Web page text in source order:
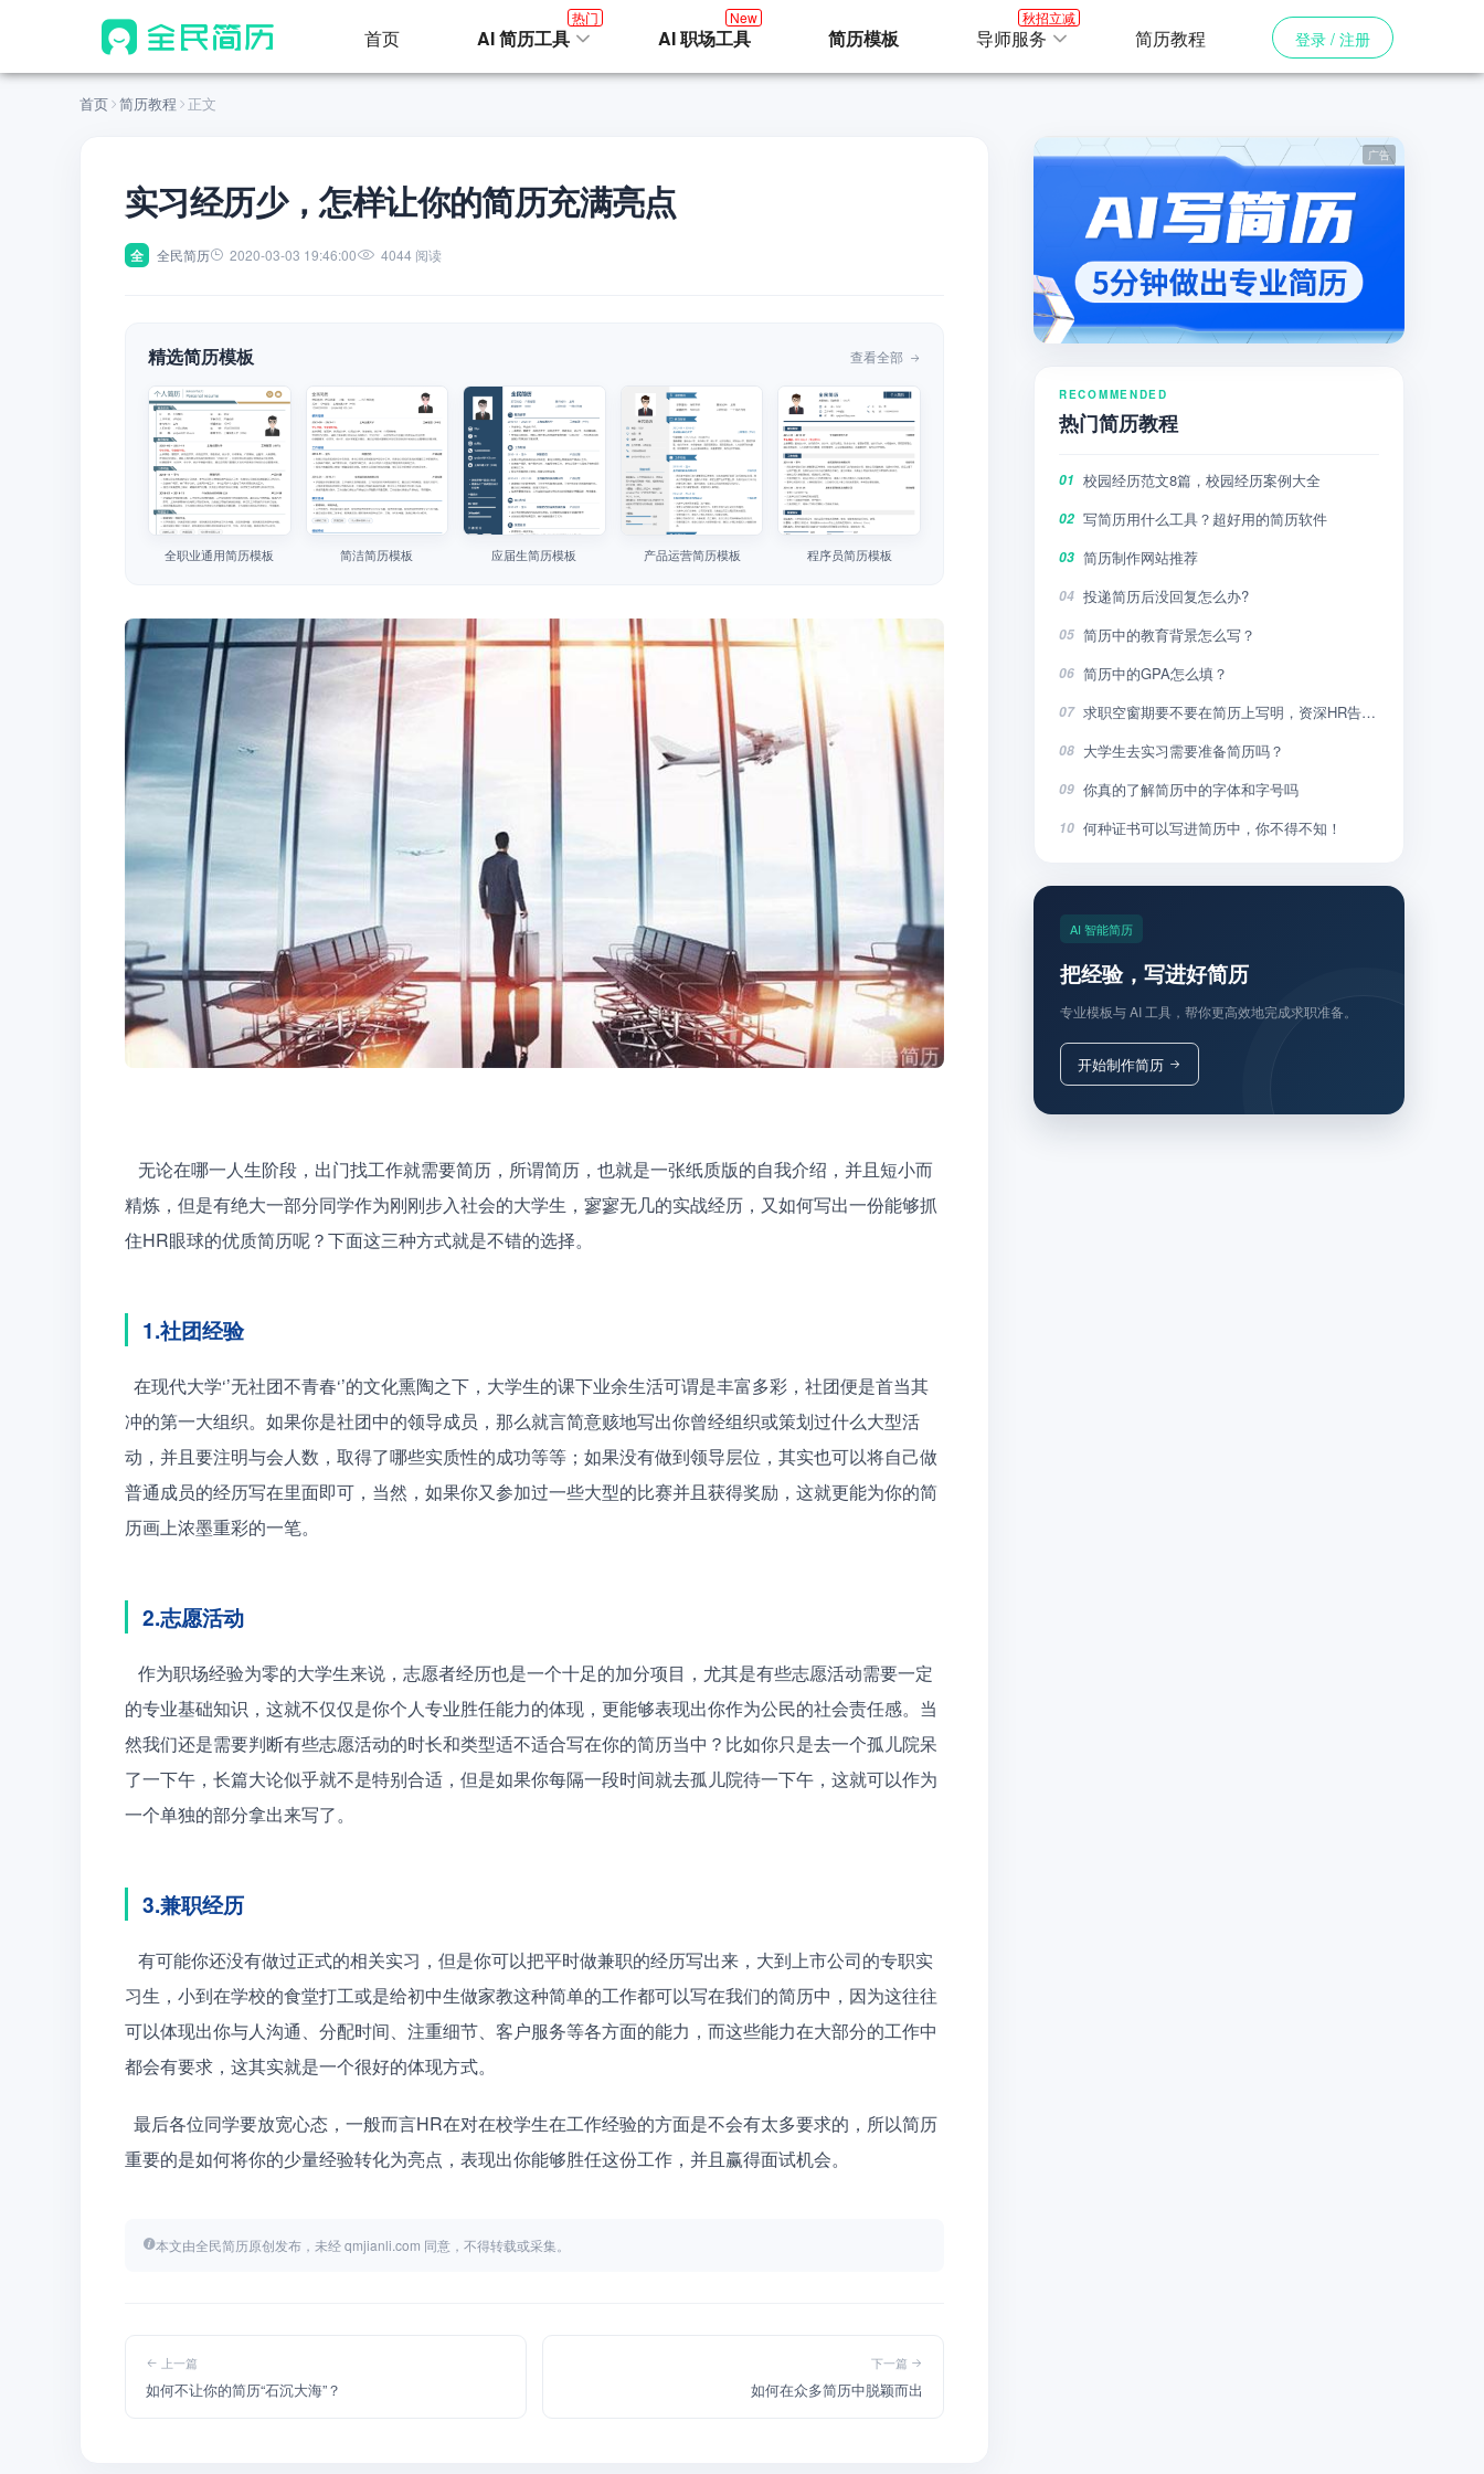
首页 AI 简历工具
热门
AI 职场工具
New
简历模板 导师服务
秋招立减
简历教程 登录 / 注册
首页 简历教程 正文
实习经历少，怎样让你的简历充满亮点
全 全民简历 2020-03-03 19:46:00 4044 阅读
精选简历模板 查看全部
全职业通用简历模板 简洁简历模板 应届生简历模板 产品运营简历模板 程序员简历模板
精炼，但是有绝大一部分同学作为刚刚步入社会的大学生，寥寥无几的实战经历，又如何写出一份能够抓
住HR眼球的优质简历呢？下面这三种方式就是不错的选择。
1.社团经验
冲的第一大组织。如果你是社团中的领导成员，那么就言简意赅地写出你曾经组织或策划过什么大型活
动，并且要注明与会人数，取得了哪些实质性的成功等等；如果没有做到领导层位，其实也可以将自己做
普通成员的经历写在里面即可，当然，如果你又参加过一些大型的比赛并且获得奖励，这就更能为你的简
历画上浓墨重彩的一笔。
2.志愿活动
的专业基础知识，这就不仅仅是你个人专业胜任能力的体现，更能够表现出你作为公民的社会责任感。当
然我们还是需要判断有些志愿活动的时长和类型适不适合写在你的简历当中？比如你只是去一个孤儿院呆
了一下午，长篇大论似乎就不是特别合适，但是如果你每隔一段时间就去孤儿院待一下午，这就可以作为
一个单独的部分拿出来写了。
3.兼职经历
习生，小到在学校的食堂打工或是给初中生做家教这种简单的工作都可以写在我们的简历中，因为这往往
可以体现出你与人沟通、分配时间、注重细节、客户服务等各方面的能力，而这些能力在大部分的工作中
都会有要求，这其实就是一个很好的体现方式。
重要的是如何将你的少量经验转化为亮点，表现出你能够胜任这份工作，并且赢得面试机会。
本文由全民简历原创发布，未经 qmjianli.com 同意，不得转载或采集。
上一篇
如何不让你的简历“石沉大海”？
下一篇
如何在众多简历中脱颖而出
RECOMMENDED
热门简历教程
01 校园经历范文8篇，校园经历案例大全
02 写简历用什么工具？超好用的简历软件
03 简历制作网站推荐
04 投递简历后没回复怎么办?
05 简历中的教育背景怎么写？
06 简历中的GPA怎么填？
07 求职空窗期要不要在简历上写明，资深HR告诉你
08 大学生去实习需要准备简历吗？
09 你真的了解简历中的字体和字号吗
10 何种证书可以写进简历中，你不得不知！
AI 智能简历
把经验，写进好简历
专业模板与 AI 工具，帮你更高效地完成求职准备。
开始制作简历